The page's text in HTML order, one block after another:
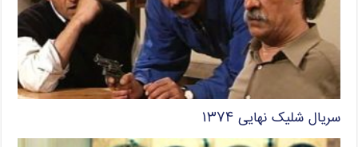
سریال شلیک نهایی ۱۳۷۴